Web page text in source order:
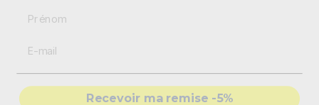
Support en plastique
Prénom
Recevoir ma remise -5%